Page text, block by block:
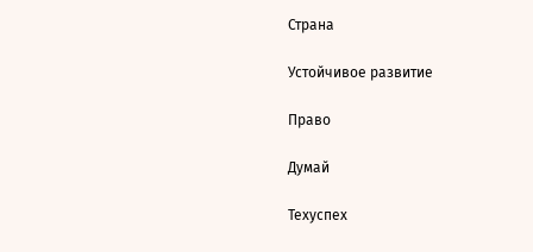
Страна
Устойчивое развитие
Право
Думай
Техуспех